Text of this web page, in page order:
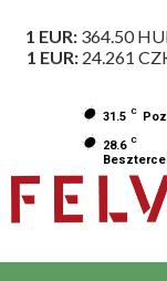
1 EUR: 364.50
1 EUR: 24.261
31.5 C
28.6 C